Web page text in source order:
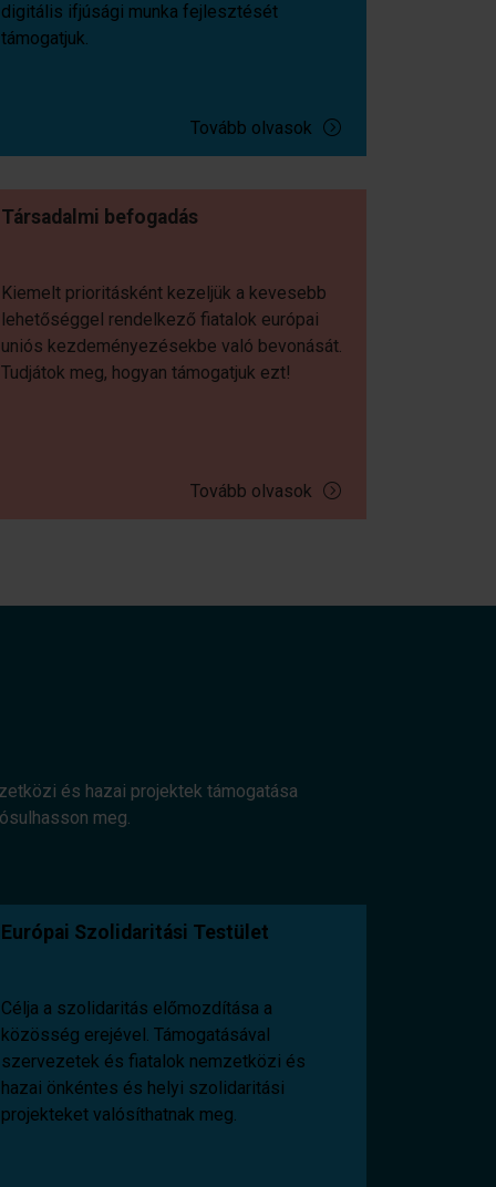
digitális ifjúsági munka fejlesztését
támogatjuk.
Tovább olvasok
Társadalmi befogadás
Kiemelt prioritásként kezeljük a kevesebb
lehetőséggel rendelkező fiatalok európai
uniós kezdeményezésekbe való bevonását.
Tudjátok meg, hogyan támogatjuk ezt!
Tovább olvasok
és hazai projektek támogatása
meg.
Európai Szolidaritási Testület
Célja a szolidaritás előmozdítása a
közösség erejével. Támogatásával
szervezetek és fiatalok nemzetközi és
hazai önkéntes és helyi szolidaritási
projekteket valósíthatnak meg.